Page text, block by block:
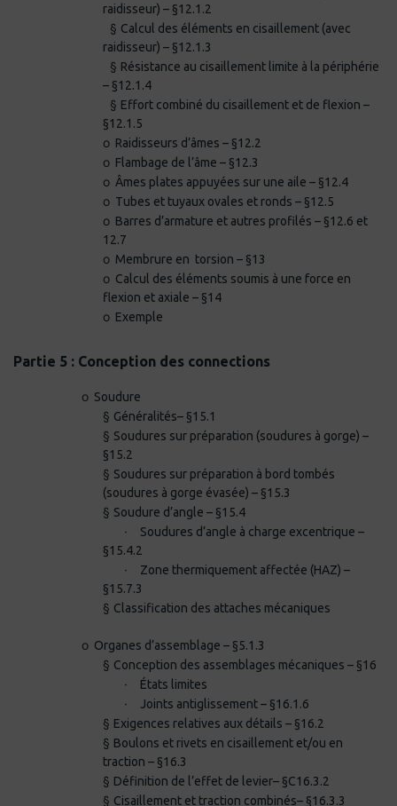
raidisseur) – §12.1.2
§ Calcul des éléments en cisaillement (avec
raidisseur) – §12.1.3
§ Résistance au cisaillement limite à la périphérie
– §12.1.4
§ Effort combiné du cisaillement et de flexion –
§12.1.5
o Raidisseurs d’âmes – §12.2
o Flambage de l’âme – §12.3
o Âmes plates appuyées sur une aile – §12.4
o Tubes et tuyaux ovales et ronds – §12.5
o Barres d’armature et autres profilés – §12.6 et
12.7
o Membrure en torsion – §13
o Calcul des éléments soumis à une force en
flexion et axiale – §14
o Exemple
Partie 5 : Conception des connections
o Soudure
§ Généralités– §15.1
§ Soudures sur préparation (soudures à gorge) –
§15.2
§ Soudures sur préparation à bord tombés
(soudures à gorge évasée) – §15.3
§ Soudure d’angle – §15.4
·
Soudures d’angle à charge excentrique –
§15.4.2
·
Zone thermiquement affectée (HAZ) –
§15.7.3
§ Classification des attaches mécaniques
o Organes d’assemblage – §5.1.3
§ Conception des assemblages mécaniques – §16
· États limites
· Joints antiglissement – §16.1.6
§ Exigences relatives aux détails – §16.2
§ Boulons et rivets en cisaillement et/ou en
traction – §16.3
§ Définition de l’effet de levier– §C16.3.2
§ Cisaillement et traction combinés– §16.3.3